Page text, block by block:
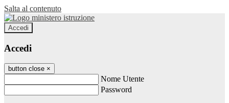
Salta al contenuto
Accedi
Accedi
button close ×
Nome Utente
Password